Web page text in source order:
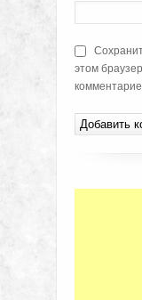
этом